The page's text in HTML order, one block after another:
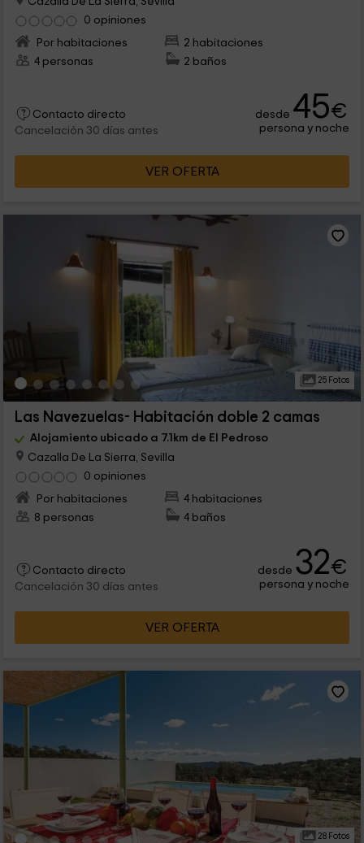
0 opiniones
Por habitaciones
2 habitaciones
4 personas
2 baños
Contacto directo
Cancelación 30 días antes
desde 45€
persona y noche
VER OFERTA
25 Fotos
Las Navezuelas- Habitación doble 2 camas
Alojamiento ubicado a 7.1km de El Pedroso
Cazalla De La Sierra, Sevilla
0 opiniones
Por habitaciones
4 habitaciones
8 personas
4 baños
Contacto directo
Cancelación 30 días antes
desde 32€
persona y noche
VER OFERTA
28 Fotos